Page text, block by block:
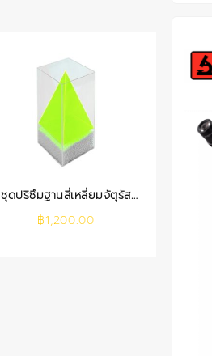
ชุดปริซึมฐานสี่เหลี่ยมจัตุรัส
ภายในพีระมิด
฿1,200.00